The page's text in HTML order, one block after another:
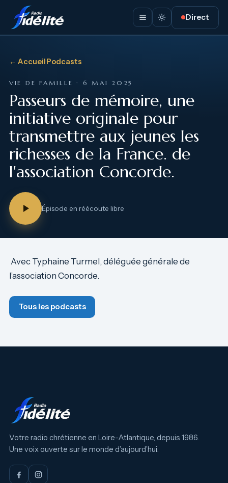
Direct
← Accueil·Podcasts
VIE DE FAMILLE · 6 MAI 2025
Passeurs de mémoire, une
initiative originale pour
transmettre aux jeunes les
richesses de la France. de
l'association Concorde.
Épisode en réécoute libre
Avec Typhaine Turmel, déléguée générale de
l’association Concorde.
Tous les podcasts
Votre radio chrétienne en Loire-Atlantique, depuis 1986.
Une voix ouverte sur le monde d’aujourd’hui.